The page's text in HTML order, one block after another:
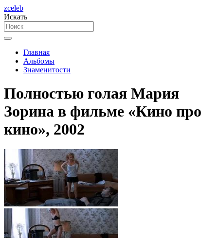
zceleb
Искать
Главная
Альбомы
Знаменитости
Полностью голая Мария
Зорина в фильме «Кино про
кино», 2002